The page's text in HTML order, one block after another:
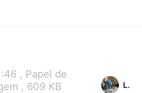
, Papel de
, 609 KB
L.